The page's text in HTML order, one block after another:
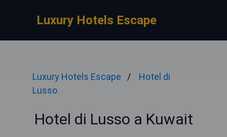
Luxury Hotels Escape
Luxury Hotels Escape
Hotel di
Lusso
Hotel di Lusso a Kuwait